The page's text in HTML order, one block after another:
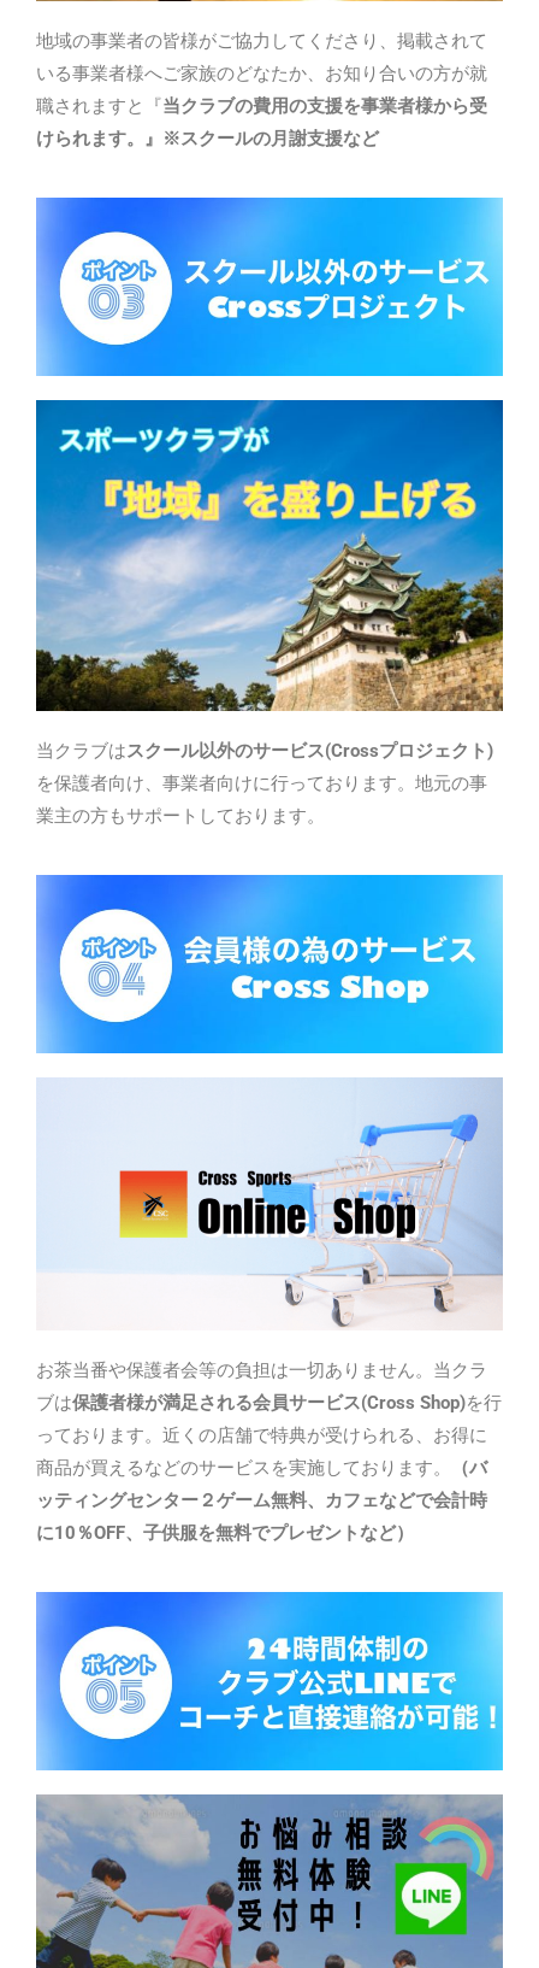
地域の事業者の皆様がご協力してくださり、掲載されて
いる事業者様へご家族のどなたか、お知り合いの方が就
職されますと『当クラブの費用の支援を事業者様から受
けられます。』※スクールの月謝支援など
当クラブはスクール以外のサービス(Crossプロジェクト)
を保護者向け、事業者向けに行っております。地元の事
業主の方もサポートしております。
お茶当番や保護者会等の負担は一切ありません。当クラ
ブは保護者様が満足される会員サービス(Cross Shop)を行
っております。近くの店舗で特典が受けられる、お得に
商品が買えるなどのサービスを実施しております。
（バ
ッティングセンター２ゲーム無料、カフェなどで会計時
に10 ％OFF、子供服を無料でプレゼントなど）